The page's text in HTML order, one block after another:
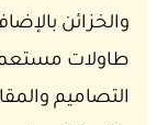
والخزائن
طاولات
التصاميم